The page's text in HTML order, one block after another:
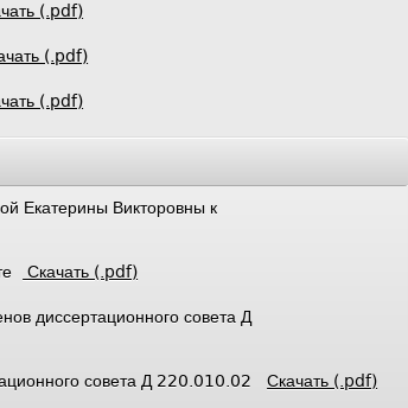
(.pdf)
(.pdf)
(.pdf)
Екатерины Викторовны к
Скачать (.pdf)
диссертационного совета Д
совета Д 220.010.02Скачать (.pdf)